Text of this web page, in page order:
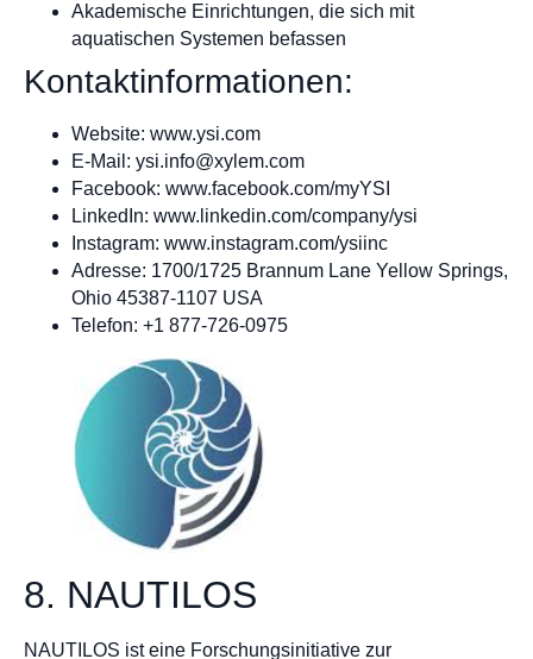
Akademische Einrichtungen, die sich mit
aquatischen Systemen befassen
Kontaktinformationen:
Website: www.ysi.com
E-Mail: ysi.info@xylem.com
Facebook: www.facebook.com/myYSI
LinkedIn: www.linkedin.com/company/ysi
Instagram: www.instagram.com/ysiinc
Adresse: 1700/1725 Brannum Lane Yellow Springs,
Ohio 45387-1107 USA
Telefon: +1 877-726-0975
8. NAUTILOS
NAUTILOS ist eine Forschungsinitiative zur